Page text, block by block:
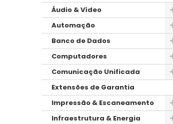
Áudio & Vídeo
Automação
Banco de Dados
Computadores
Comunicação Unificada
Extensões de Garantia
Impressão & Escaneamento
Infraestrutura & Energia